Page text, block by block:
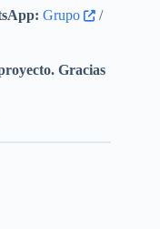
Grupo
/
Gracias